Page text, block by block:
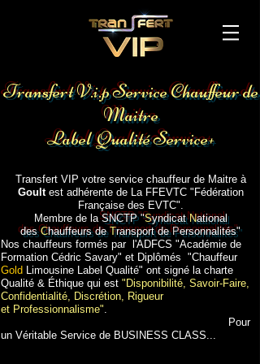
Gare TGV
Transfert V.i.p Service Chauffeur de
Maitre
Label Qualité Service+
Transfert VIP votre service chauffeur de Maitre à
Goultest adhérente de La FFEVTC "Fédération
Française des EVTC".
Membre de laSNCTP "SyndicatNational
desChauffeurs deTransport dePersonnalités"
Nos chauffeurs formés par l'ADFCS "Académie de
Formation Cédric Savary" et Diplômés "Chauffeur
Gold Limousine Label Qualité" ont signé la charte
Qualité & Éthique qui est "Disponibilité, Savoir-Faire,
Confidentialité, Discrétion, Rigueur
et Professionnalisme".
Pour
un Véritable Service de BUSINESS CLASS...